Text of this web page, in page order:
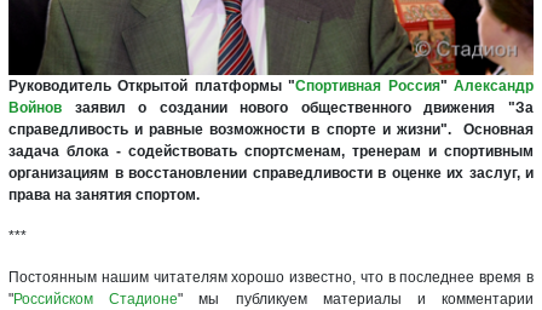
Руководитель Открытой платформы "Спортивная Россия"Александр
Войнов заявил о создании нового общественного движения "За
справедливость и равные возможности в спорте и жизни".
Основная
задача блока - содействовать спортсменам, тренерам и спортивным
организациям в восстановлении справедливости в оценке их заслуг, и
права на занятия спортом.
***
Постоянным нашим читателям хорошо известно, что в последнее время в
"Российском Стадионе" мы публикуем материалы и комментарии